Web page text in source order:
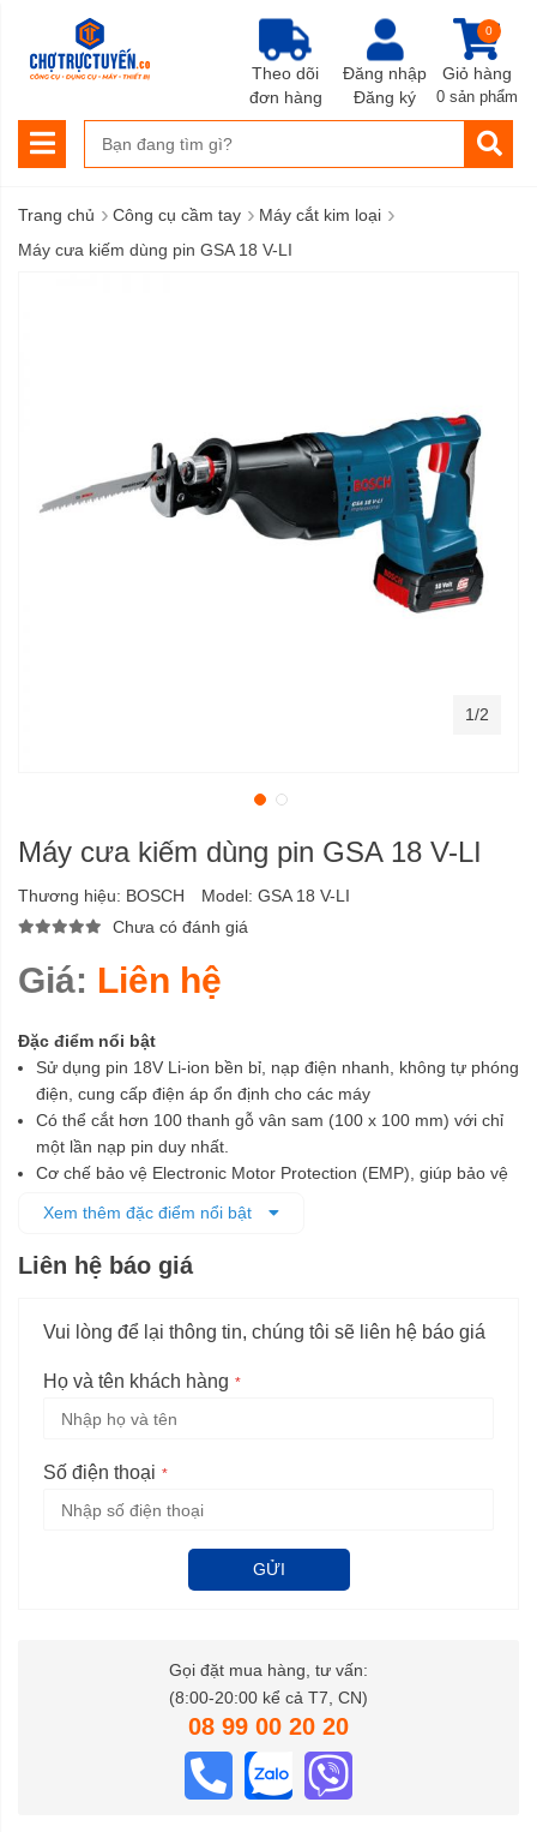
Đăng nhập
Đăng ký
Giỏ hàng
0
0 sản phẩm
Theo dõi
đơn hàng
Trang chủ › Công cụ cầm tay › Máy cắt kim loại ›
Máy cưa kiếm dùng pin GSA 18 V-LI
Máy cưa kiếm dùng pin GSA 18 V-LI
Thương hiệu: BOSCH Model: GSA 18 V-LI
Chưa có đánh giá
Giá: Liên hệ
Đặc điểm nổi bật
Sử dụng pin 18V Li-ion bền bỉ, nạp điện nhanh, không tự phóng
điện, cung cấp điện áp ổn định cho các máy
Có thể cắt hơn 100 thanh gỗ vân sam (100 x 100 mm) với chỉ
một lần nạp pin duy nhất.
Cơ chế bảo vệ Electronic Motor Protection (EMP), giúp bảo vệ
Thay lưỡi cưa nhanh chóng và dễ dàng nhờ cấu truyền động
SDS
Máy được làm bằng vật liệu chắc chắn, độ bền cao.
Xem thêm đặc điểm nổi bật
Liên hệ báo giá
Vui lòng để lại thông tin, chúng tôi sẽ liên hệ báo giá
Họ và tên khách hàng
Số điện thoại
GỬI
Gọi đặt mua hàng, tư vấn:
(8:00-20:00 kể cả T7, CN)
08 99 00 20 20
1/2